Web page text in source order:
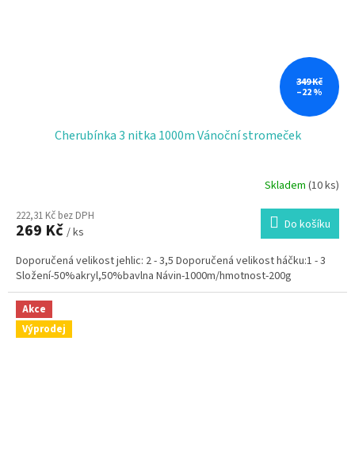
349 Kč
–22 %
Cherubínka 3 nitka 1000m Vánoční stromeček
Skladem (10 ks)
222,31 Kč bez DPH
269 Kč / ks Do košíku
Doporučená velikost jehlic: 2 - 3,5 Doporučená velikost háčku:1 - 3
Složení-50%akryl,50%bavlna Návin-1000m/hmotnost-200g
Akce
Výprodej